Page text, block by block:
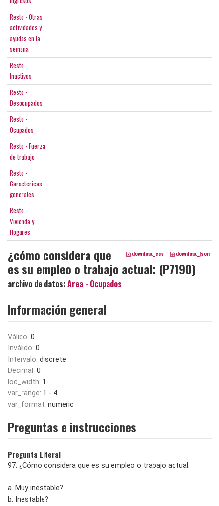
Resto - Otras
actividades y
ayudas en la
semana
Resto -
Inactivos
Resto -
Desocupados
Resto -
Ocupados
Resto - Fuerza
de trabajo
Resto -
Caractericas
generales
Resto -
Vivienda y
Hogares
download_csv download_json
¿cómo considera que
es su empleo o trabajo actual: (P7190)
archivo de datos: Area - Ocupados
Información general
Válido: 0
Inválido: 0
Intervalo: discrete
Decimal: 0
loc_width: 1
var_range: 1 - 4
var_format: numeric
Preguntas e instrucciones
Pregunta Literal
97. ¿Cómo considera que es su empleo o trabajo actual:
a. Muy inestable?
b. Inestable?